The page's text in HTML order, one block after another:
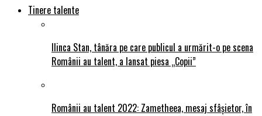
Tinere talente
Ilinca Stan, tânăra pe care publicul a urmărit-o pe scena
Românii au talent, a lansat piesa „Copii”
Românii au talent 2022: Zametheea, mesaj sfâșietor, în